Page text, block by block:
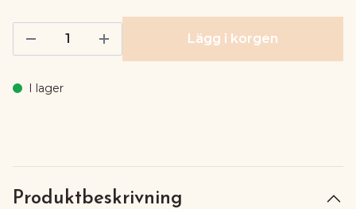
Lägg i korgen
I lager
Produktbeskrivning